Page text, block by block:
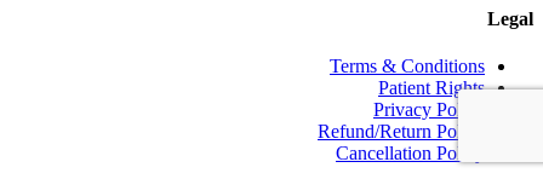
Legal
Terms & Conditions
Patient Rights
Privacy Policy
Refund/Return Policy
Cancellation Policy